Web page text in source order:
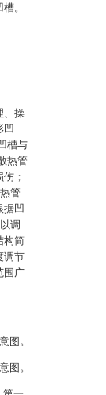
。
、操
凹
槽与
热管
；
管
据凹
调
构简
调节
围广
图。
图。